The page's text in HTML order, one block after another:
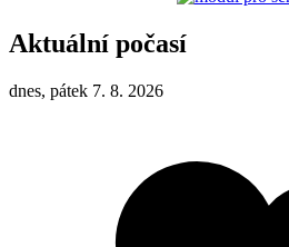
Aktuální počasí
dnes, pátek 7. 8. 2026